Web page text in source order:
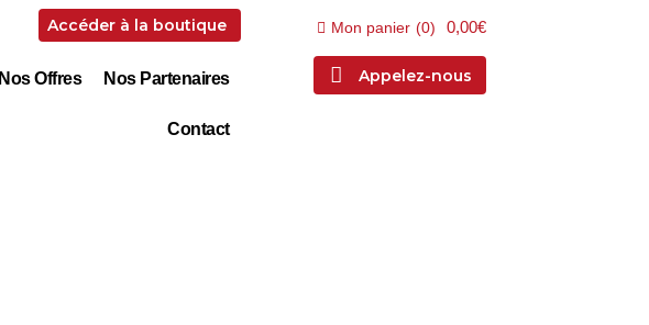
Accéder à la boutique
Nos Offres Nos Partenaires
Contact
Mon panier (0) 0,00€
Appelez-nous